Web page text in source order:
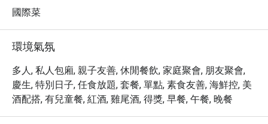
獨特海濱風情。
國際菜
環境氣氛
多人, 私人包廂, 親子友善, 休閒餐飲, 家庭聚會, 朋友聚會,
慶生, 特別日子, 任食放題, 套餐, 單點, 素食友善, 海鮮控, 美
酒配搭, 有兒童餐, 紅酒, 雞尾酒, 得獎, 早餐, 午餐, 晚餐